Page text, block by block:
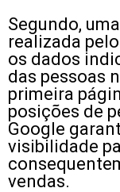
Segundo,
realizada
os dados
das pessoas
primeira
posições de
Google
visibilidade
vendas.